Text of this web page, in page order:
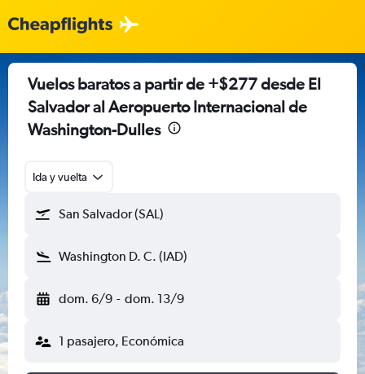
Vuelos baratos a partir de +$277 desde El
Salvador al Aeropuerto Internacional de
Washington-Dulles
Ida y vuelta
San Salvador (SAL)
Washington D. C. (IAD)
dom. 6/9 - dom. 13/9
1 pasajero, Económica